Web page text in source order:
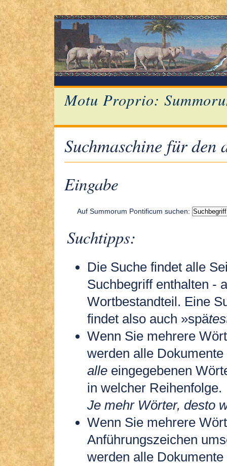
Motu Proprio:
Suchmaschine für den
Eingabe
Auf Summorum Pontificum suchen:
Suchtipps:
Die Suche findet alle
Suchbegriff enthalten -
Wortbestandteil. Eine
findet also auch »spä
Wenn Sie mehrere
werden alle
alle eingegebenen
in welcher Reihenfolge.
Je mehr Wörter, desto
Wenn Sie mehrere
Anführungszeichen
werden alle